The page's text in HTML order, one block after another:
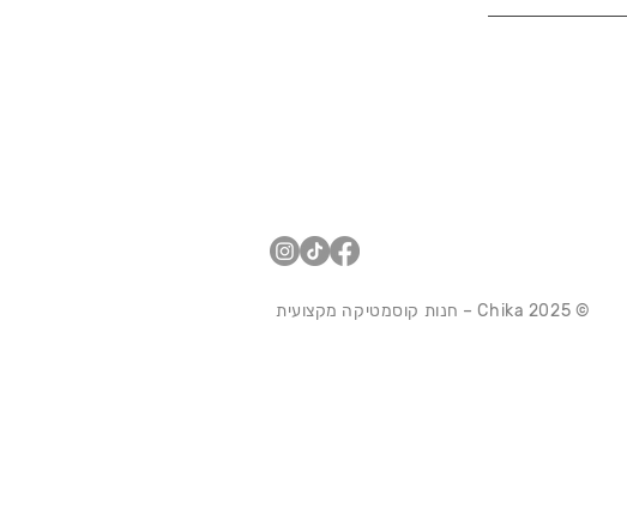
© 2025 Chika – חנות קוסמטיקה מקצועית